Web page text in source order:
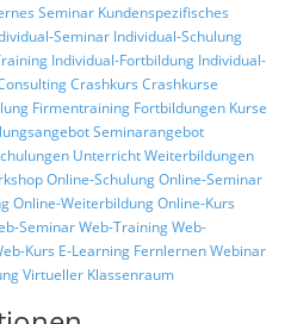
Seminar Kundenspezifisches
Seminar Individual-Schulung
Individual-Fortbildung Individual-
Crashkurs Crashkurse
Firmentraining Fortbildungen Kurse
Seminarangebot
UnterrichtWeiterbildungen
Online-SchulungOnline-Seminar
Online-WeiterbildungOnline-Kurs
SeminarWeb-TrainingWeb-
Kurs E-Learning FernlernenWebinar
Virtueller Klassenraum